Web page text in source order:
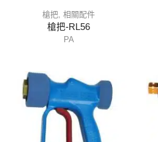
槍把, 相關配件
槍把-RL56
PA